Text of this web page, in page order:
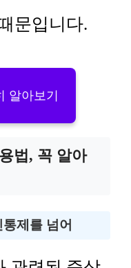
문입니다.
알아보기
법, 꼭 알아
제를 넘어